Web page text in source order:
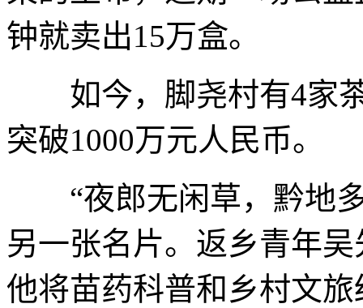
钟就卖出15万盒。
如今，脚尧村有4家茶
突破1000万元人民币。
“夜郎无闲草，黔地多
另一张名片。返乡青年
他将苗药科普和乡村文